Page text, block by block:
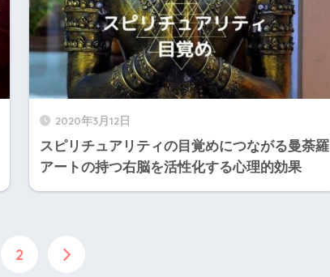
2020年3月12日
スピリチュアリティの目覚めにつながる曼荼羅
アートの持つ右脳を活性化する心理的効果
2